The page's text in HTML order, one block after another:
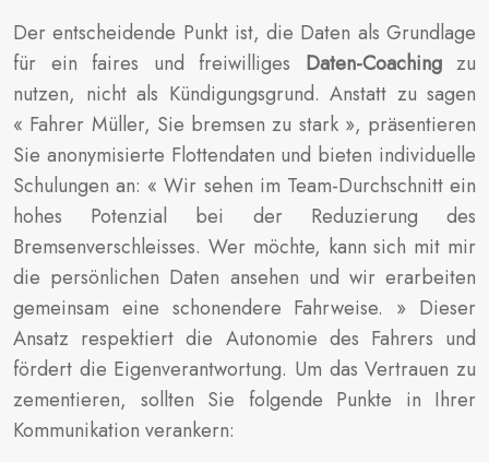
Der entscheidende Punkt ist, die Daten als Grundlage
für ein faires und freiwilliges Daten-Coachingzu
nutzen, nicht als Kündigungsgrund. Anstatt zu sagen
« Fahrer Müller, Sie bremsen zu stark », präsentieren
Sie anonymisierte Flottendaten und bieten individuelle
Schulungen an: « Wir sehen im Team-Durchschnitt ein
hohes Potenzial bei der Reduzierung des
Bremsenverschleisses. Wer möchte, kann sich mit mir
die persönlichen Daten ansehen und wir erarbeiten
gemeinsam eine schonendere Fahrweise. » Dieser
Ansatz respektiert die Autonomie des Fahrers und
fördert die Eigenverantwortung. Um das Vertrauen zu
zementieren, sollten Sie folgende Punkte in Ihrer
Kommunikation verankern: